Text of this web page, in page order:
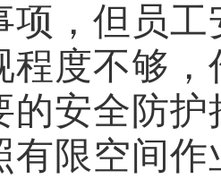
项，但员
程度不够
的安全防
有限空间